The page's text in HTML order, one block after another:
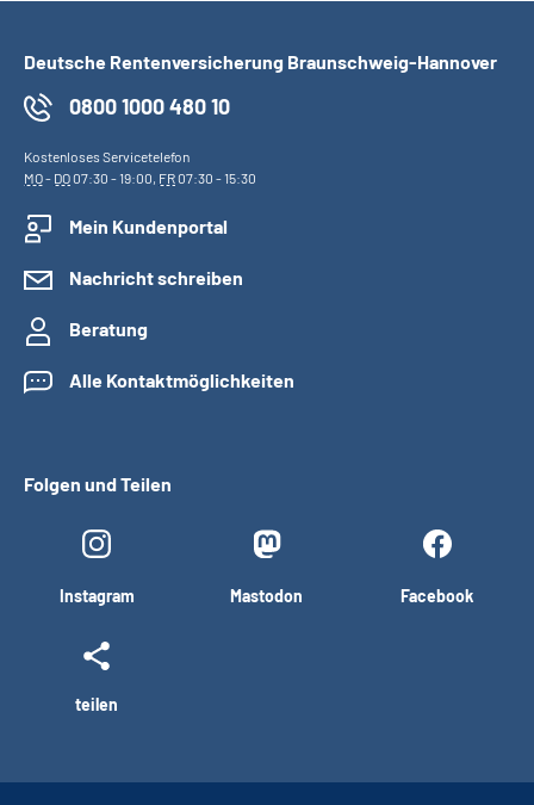
Deutsche Rentenversicherung Braunschweig-Hannover
0800 1000 480 10
Kostenloses Servicetelefon
MO- DO07:30 - 19:00, FR07:30 - 15:30
Mein Kundenportal
Nachricht schreiben
Beratung
Alle Kontaktmöglichkeiten
Folgen und Teilen
Instagram Mastodon Facebook
teilen